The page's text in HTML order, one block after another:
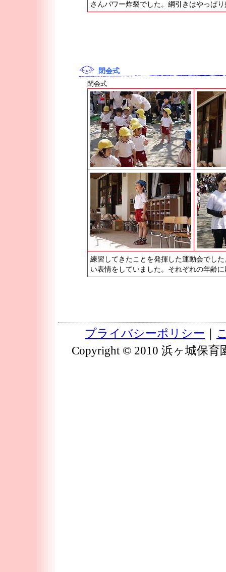
さんパワー炸裂でした。綱引きはやっぱ
閉会式
閉会式
練習してきたことを発揮した運動会でし
い表情をしていました。それぞれの年齢
プライバシーポリシー
Copyright © 2010 浜ヶ城保育